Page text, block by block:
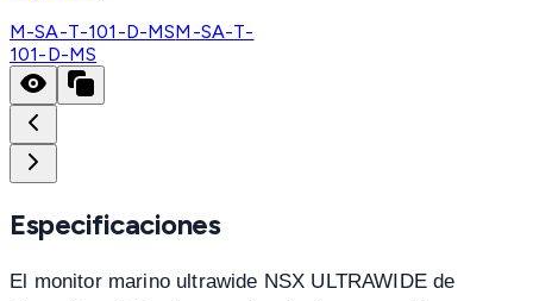
M-SA-T-101-D-MSM-SA-T-
101-D-MS
Especificaciones
El monitor marino ultrawide NSX ULTRAWIDE de